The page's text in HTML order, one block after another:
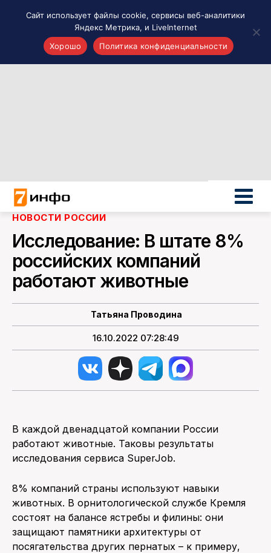
Новости России
Политика
Новости мира
О НАС
НОВОСТИ РОССИИ
Исследование: В штате 8%
российских компаний
работают животные
Татьяна Проводина
16.10.2022 07:28:49
В каждой двенадцатой компании России
работают животные. Таковы результаты
исследования сервиса SuperJob.
8% компаний страны используют навыки
животных. В орнитологической службе Кремля
состоят на балансе ястребы и филины: они
защищают памятники архитектуры от
посягательства других пернатых – к примеру,
Сайт использует файлы cookie, сервисы веб-аналитики
Яндекс Метрика, и LiveInternet
Хорошо
Политика конфиденциальности